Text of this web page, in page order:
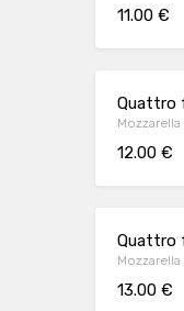
11.00 €
Quattro
12.00 €
Quattro
13.00 €